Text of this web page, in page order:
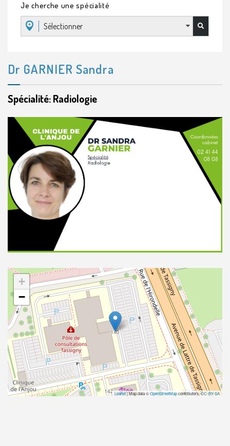
Je cherche une spécialité
Sélectionner
Dr GARNIER Sandra
Spécialité: Radiologie
+
−
Leaflet| Map data ©OpenStreetMapcontributors,CC-BY-SA